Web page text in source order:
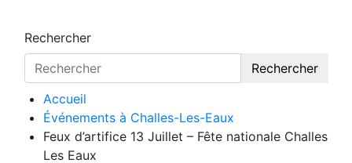
Rechercher
Rechercher
Accueil
Événements à Challes-Les-Eaux
Feux d’artifice 13 Juillet – Fête nationale Challes
Les Eaux